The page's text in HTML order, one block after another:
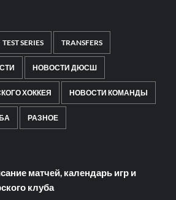
TEST SERIES TRANSFERS
НОВОСТИ ДЮСШ
ХОККЕЯ НОВОСТИ КОМАНДЫ
РАЗНОЕ
матчей, календарь игр и
клуба